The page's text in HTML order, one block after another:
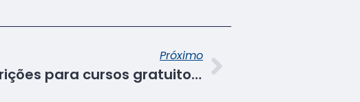
Próximo
Mtur abre inscrições para cursos gratuitos de qualificação profissional em parceria com o Senac